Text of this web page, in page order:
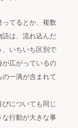
てるとか、複数
語は、流れ込んだ
、いちいち区別で
が広がっているの
一滴が含まれて
についても同じ
な行動が大きな事